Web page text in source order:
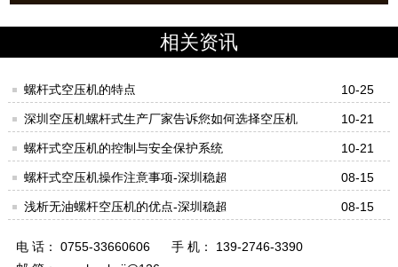
相关资讯
螺杆式空压机的特点 10-25
深圳空压机螺杆式生产厂家告诉您如何选择空压机 10-21
螺杆式空压机的控制与安全保护系统 10-21
螺杆式空压机操作注意事项-深圳稳超 08-15
浅析无油螺杆空压机的优点-深圳稳超 08-15
电 话： 0755-33660606
手 机： 139-2746-3390